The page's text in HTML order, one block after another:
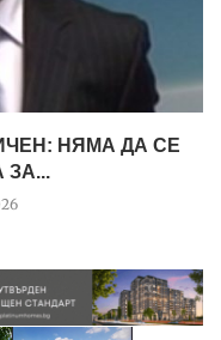
НЯМА ДА СЕ
ЗА...